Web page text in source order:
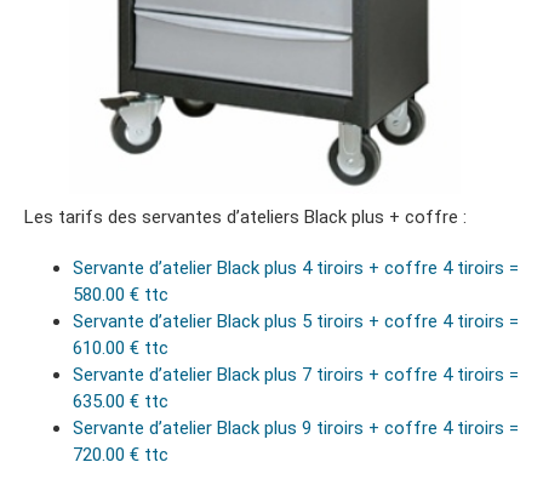
Les tarifs des servantes d’ateliers Black plus + coffre :
Servante d’atelier Black plus 4 tiroirs + coffre 4 tiroirs =
580.00 € ttc
Servante d’atelier Black plus 5 tiroirs + coffre 4 tiroirs =
610.00 € ttc
Servante d’atelier Black plus 7 tiroirs + coffre 4 tiroirs =
635.00 € ttc
Servante d’atelier Black plus 9 tiroirs + coffre 4 tiroirs =
720.00 € ttc